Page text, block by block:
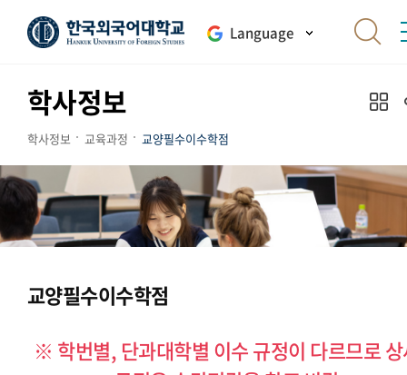
Language
학사정보
학사정보 교육과정 교양필수이수학점
교양필수이수학점
※ 학번별, 단과대학별 이수 규정이 다르므로